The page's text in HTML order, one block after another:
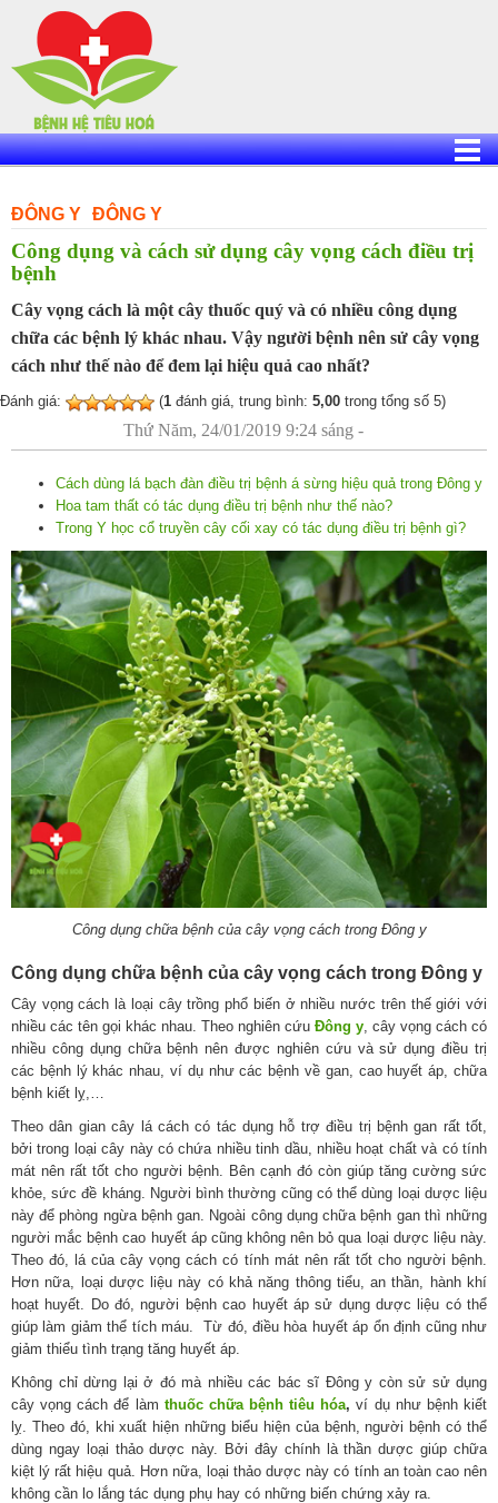
content
ĐÔNG Y ĐÔNG Y
Công dụng và cách sử dụng cây vọng cách điều trị
bệnh
Cây vọng cách là một cây thuốc quý và có nhiều công dụng
chữa các bệnh lý khác nhau. Vậy người bệnh nên sử cây vọng
cách như thế nào để đem lại hiệu quả cao nhất?
Đánh giá: (1 đánh giá, trung bình: 5,00 trong tổng số 5)
Thứ Năm, 24/01/2019 9:24 sáng -
Cách dùng lá bạch đàn điều trị bệnh á sừng hiệu quả trong Đông y
Hoa tam thất có tác dụng điều trị bệnh như thế nào?
Trong Y học cổ truyền cây cối xay có tác dụng điều trị bệnh gì?
Công dụng chữa bệnh của cây vọng cách trong Đông y
Công dụng chữa bệnh của cây vọng cách trong Đông y
Cây vọng cách là loại cây trồng phổ biến ở nhiều nước trên thế giới với
nhiều các tên gọi khác nhau. Theo nghiên cứu Đông y , cây vọng cách có
nhiều công dụng chữa bệnh nên được nghiên cứu và sử dụng điều trị
các bệnh lý khác nhau, ví dụ như các bệnh về gan, cao huyết áp, chữa
bệnh kiết lỵ,…
Theo dân gian cây lá cách có tác dụng hỗ trợ điều trị bệnh gan rất tốt,
bởi trong loại cây này có chứa nhiều tinh dầu, nhiều hoạt chất và có tính
mát nên rất tốt cho người bệnh. Bên cạnh đó còn giúp tăng cường sức
khỏe, sức đề kháng. Người bình thường cũng có thể dùng loại dược liệu
này để phòng ngừa bệnh gan. Ngoài công dụng chữa bệnh gan thì những
người mắc bệnh cao huyết áp cũng không nên bỏ qua loại dược liệu này.
Theo đó, lá của cây vọng cách có tính mát nên rất tốt cho người bệnh.
Hơn nữa, loại dược liệu này có khả năng thông tiểu, an thần, hành khí
hoạt huyết. Do đó, người bệnh cao huyết áp sử dụng dược liệu có thể
giúp làm giảm thể tích máu. Từ đó, điều hòa huyết áp ổn định cũng như
giảm thiểu tình trạng tăng huyết áp.
Không chỉ dừng lại ở đó mà nhiều các bác sĩ Đông y còn sử sử dụng
cây vọng cách để làm thuốc chữa bệnh tiêu hóa,ví dụ như bệnh kiết
lỵ. Theo đó, khi xuất hiện những biểu hiện của bệnh, người bệnh có thể
dùng ngay loại thảo dược này. Bởi đây chính là thần dược giúp chữa
kiệt lý rất hiệu quả. Hơn nữa, loại thảo dược này có tính an toàn cao nên
không cần lo lắng tác dụng phụ hay có những biến chứng xảy ra.